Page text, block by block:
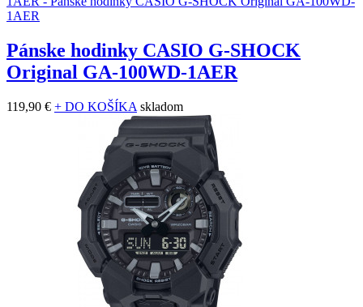
Pánske hodinky CASIO G-SHOCK
Original GA-100WD-1AER
119,90 € + DO KOŠÍKA skladom